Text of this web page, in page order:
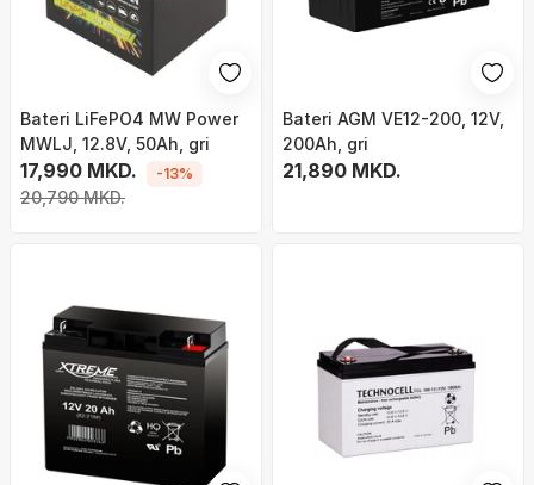
Bateri LiFePO4 MW Power
MWLJ, 12.8V, 50Ah, gri
17,990 MKD.
20,790 MKD.
-13%
Bateri AGM VE12-200, 12V,
200Ah, gri
21,890 MKD.